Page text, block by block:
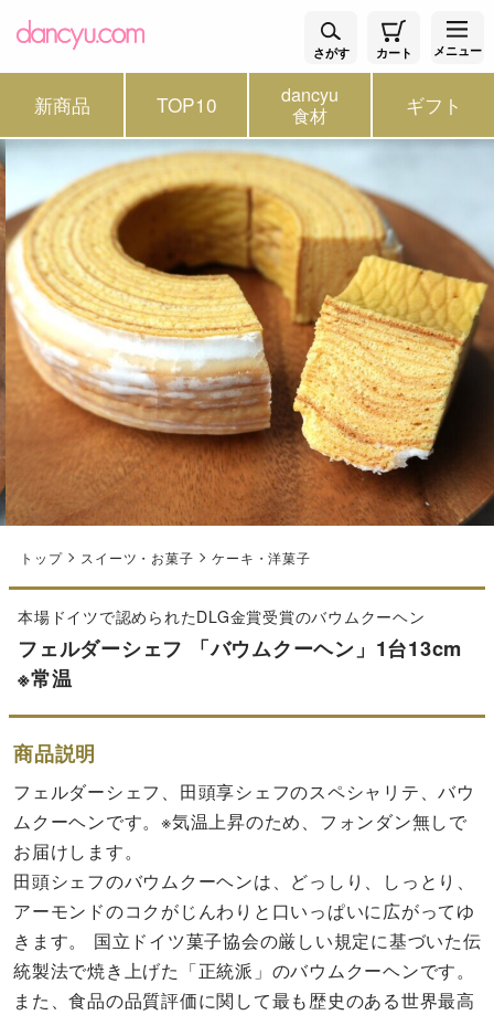
さがす カート メニュー
新商品 TOP10 dancyu
食材 ギフト
トップ スイーツ・お菓子 ケーキ・洋菓子
本場ドイツで認められたDLG金賞受賞のバウムクーヘン
フェルダーシェフ 「バウムクーヘン」1台13cm
※常温
商品説明
フェルダーシェフ、田頭享シェフのスペシャリテ、バウ
ムクーヘンです。※気温上昇のため、フォンダン無しで
お届けします。
田頭シェフのバウムクーヘンは、どっしり、しっとり、
アーモンドのコクがじんわりと口いっぱいに広がってゆ
きます。 国立ドイツ菓子協会の厳しい規定に基づいた伝
統製法で焼き上げた「正統派」のバウムクーヘンです。
また、食品の品質評価に関して最も歴史のある世界最高